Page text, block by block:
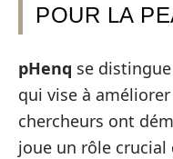
POUR LA
pHenq se
qui vise à
chercheurs ont
joue un rôle crucial